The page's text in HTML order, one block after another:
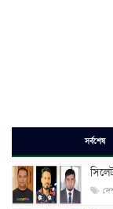
সর্বশেষ